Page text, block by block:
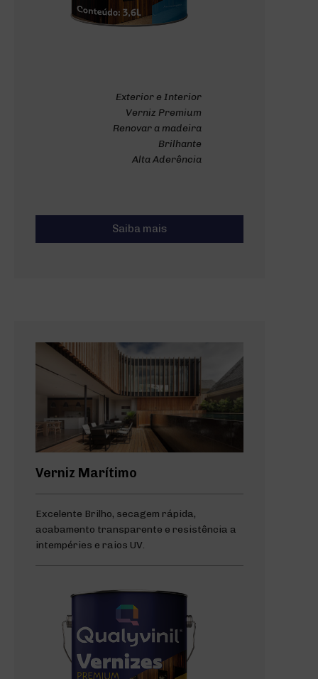
Exterior e Interior
Verniz Premium
Renovar a madeira
Brilhante
Alta Aderência
Saiba mais
Verniz Marítimo
Excelente Brilho, secagem rápida,
acabamento transparente e resistência a
intempéries e raios UV.